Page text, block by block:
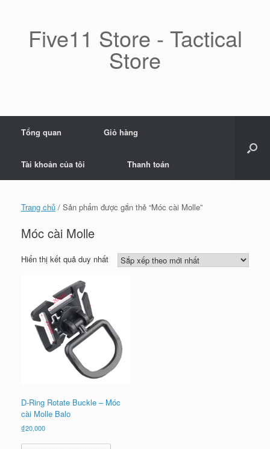
Five11 Store - Tactical
Store
Tổng quan Giỏ hàng
Tài khoản của tôi Thanh toán
Trang chủ / Sản phẩm được gắn thẻ “Móc cài Molle”
Móc cài Molle
Hiển thị kết quả duy nhất
D-Ring Rotate Buckle – Móc
cài Molle Balo
₫20,000